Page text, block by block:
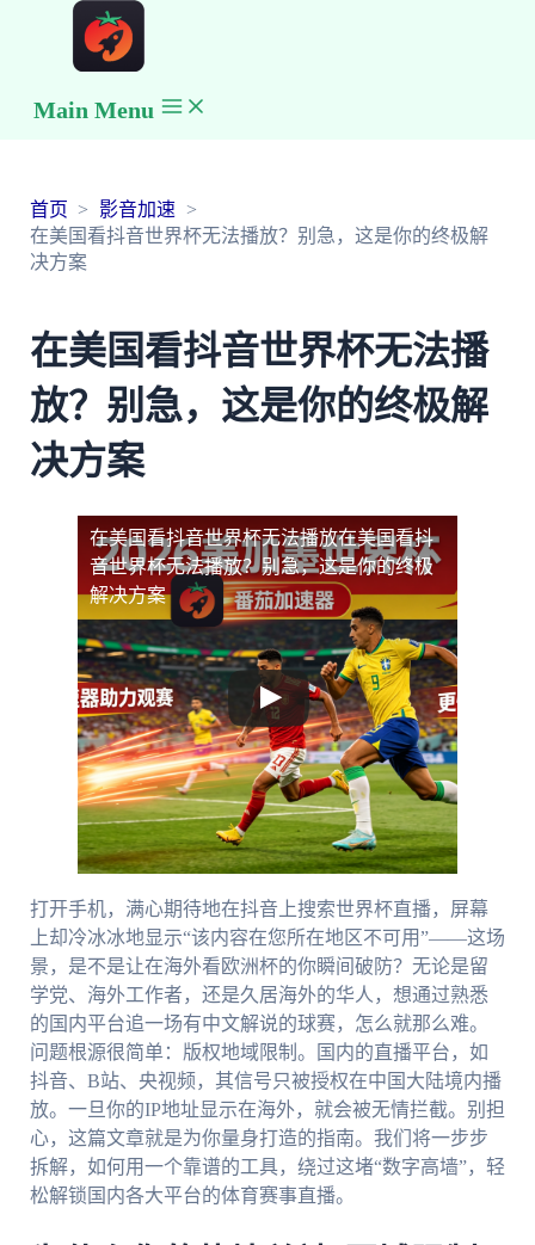
Main Menu
首页
影音加速
在美国看抖音世界杯无法播放？别急，这是你的终极解
决方案
在美国看抖音世界杯无法播
放？别急，这是你的终极解
决方案
在美国看抖音世界杯无法播放在美国看抖
音世界杯无法播放？别急，这是你的终极
解决方案
打开手机，满心期待地在抖音上搜索世界杯直播，屏幕
上却冷冰冰地显示“该内容在您所在地区不可用”——这场
景，是不是让在海外看欧洲杯的你瞬间破防？无论是留
学党、海外工作者，还是久居海外的华人，想通过熟悉
的国内平台追一场有中文解说的球赛，怎么就那么难。
问题根源很简单：版权地域限制。国内的直播平台，如
抖音、B站、央视频，其信号只被授权在中国大陆境内播
放。一旦你的IP地址显示在海外，就会被无情拦截。别担
心，这篇文章就是为你量身打造的指南。我们将一步步
拆解，如何用一个靠谱的工具，绕过这堵“数字高墙”，轻
松解锁国内各大平台的体育赛事直播。